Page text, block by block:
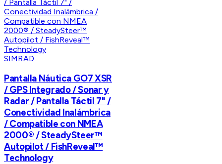
SIMRAD
Pantalla Náutica GO7 XSR
/ GPS Integrado / Sonar y
Radar / Pantalla Táctil 7" /
Conectividad Inalámbrica
/ Compatible con NMEA
2000® / SteadySteer™
Autopilot / FishReveal™
Technology